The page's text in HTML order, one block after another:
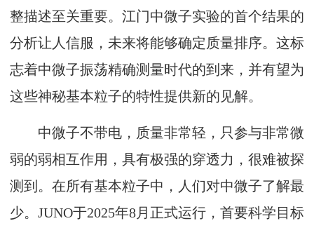
整描述至关重要。江门中微子实验的首个结果的
分析让人信服，未来将能够确定质量排序。这标
志着中微子振荡精确测量时代的到来，并有望为
这些神秘基本粒子的特性提供新的见解。
中微子不带电，质量非常轻，只参与非常微
弱的弱相互作用，具有极强的穿透力，很难被探
测到。在所有基本粒子中，人们对中微子了解最
少。JUNO于2025年8月正式运行，首要科学目标